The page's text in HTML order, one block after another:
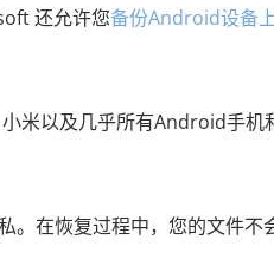
还允许您备份Android设备
米以及几乎所有Android手机
。在恢复过程中，您的文件不